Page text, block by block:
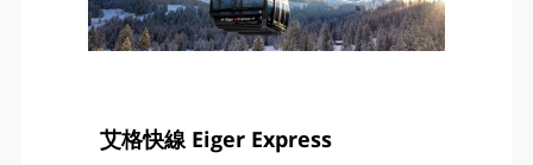
艾格快線 Eiger Express